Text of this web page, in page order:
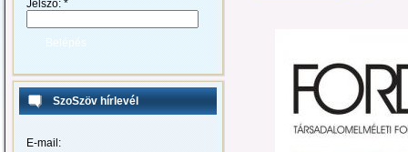
Jelszó: *
SzoSzöv hírlevél
E-mail: